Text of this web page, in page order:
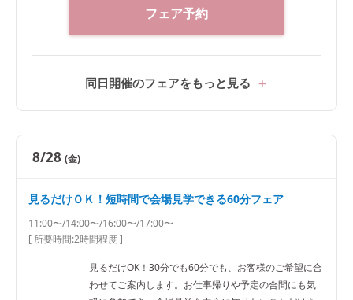
フェア予約
同日開催のフェアをもっと見る
8/28 (金)
見るだけＯＫ！短時間で会場見学できる60分フェア
11:00〜/14:00〜/16:00〜/17:00〜
[ 所要時間:2時間程度]
見るだけOK！30分でも60分でも、お客様のご希望に合
わせてご案内します。お仕事帰りや予定の合間にも気